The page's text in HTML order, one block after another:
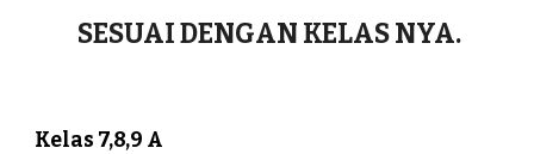
SESUAI DENGAN KELAS NYA.
Kelas 7,8,9 A